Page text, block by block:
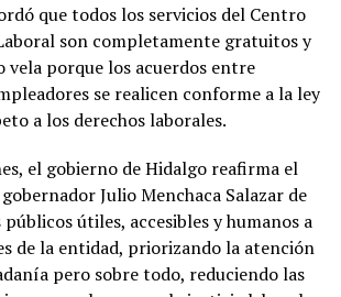
que todos los servicios del Centro
son completamente gratuitos y
vela porque los acuerdos entre
se realicen conforme a la ley
a los derechos laborales.
el gobierno de Hidalgo reafirma el
Julio Menchaca Salazar de
útiles, accesibles y humanos a
de la entidad, priorizando la atención
pero sobre todo, reduciendo las